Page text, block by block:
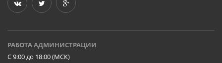
РАБОТА АДМИНИСТРАЦИИ
C 9:00 до 18:00 (МСК)